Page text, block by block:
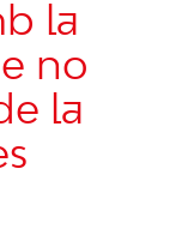
la
no
la